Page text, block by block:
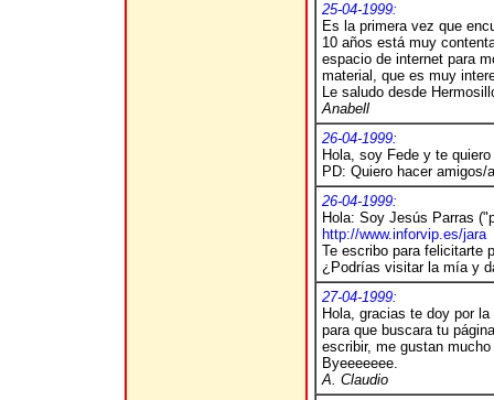
25-04-1999:
Es la primera vez que
10 años está muy
espacio de internet para
material, que es muy
Le saludo desde
Anabell
26-04-1999:
Hola, soy Fede y te
PD: Quiero hacer amigos/
26-04-1999:
Hola: Soy Jesús Parras
http://www.inforvip.es/jara
Te escribo para felicitarte
¿Podrías visitar la mía y
27-04-1999:
Hola, gracias te doy por
para que buscara tu
escribir, me gustan
Byeeeeeee.
A. Claudio